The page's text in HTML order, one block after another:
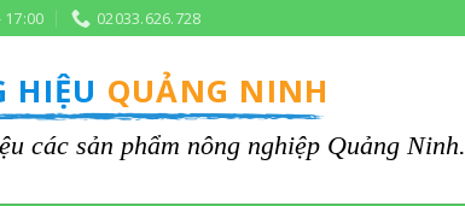
17:00 02033.626.728
HIỆU QUẢNG NINH
các sản phẩm nông nghiệp Quảng Ninh.